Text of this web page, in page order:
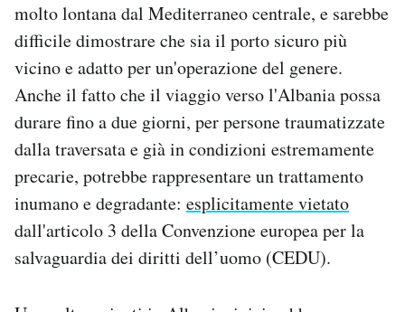
molto lontana dal Mediterraneo centrale, e sarebbe
difficile dimostrare che sia il porto sicuro più
vicino e adatto per un'operazione del genere.
Anche il fatto che il viaggio verso l'Albania possa
durare fino a due giorni, per persone traumatizzate
dalla traversata e già in condizioni estremamente
precarie, potrebbe rappresentare un trattamento
inumano e degradante: esplicitamente vietato
dall'articolo 3 della Convenzione europea per la
salvaguardia dei diritti dell’uomo (CEDU).